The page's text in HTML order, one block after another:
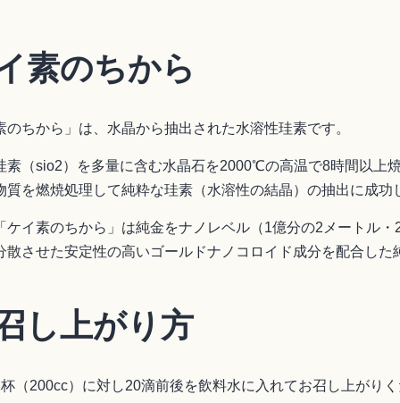
素のちから
のちから」は、水晶から抽出された水溶性珪素です。
素（sio2）を多量に含む水晶石を2000℃の高温で8時間以上
質を燃焼処理して純粋な珪素（水溶性の結晶）の抽出に成
ケイ素のちから」は純金をナノレベル（1億分の2メートル
散させた安定性の高いゴールドナノコロイド成分を配合した
し上がり方
（200cc）に対し20滴前後を飲料水に入れてお召し上がり